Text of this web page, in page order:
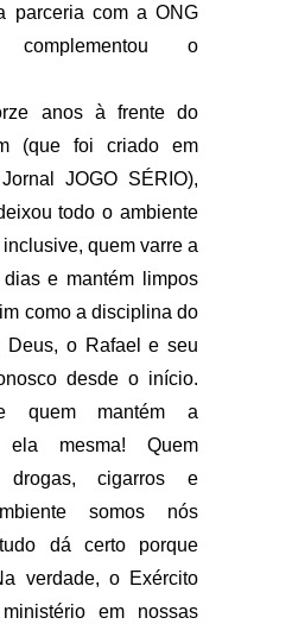
parceria com a ONG
o
anos à frente do
(que foi criado em
JOGO SÉRIO),
todo o ambiente
quem varre a
e mantém limpos
como a disciplina do
Deus, o Rafael e seu
desde o início.
quem mantém a
ela mesma! Quem
drogas, cigarros e
somos nós
dá certo porque
verdade, o Exército
em nossas